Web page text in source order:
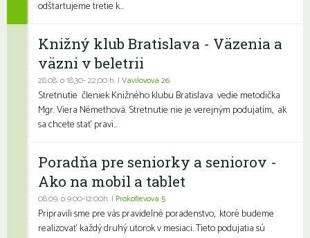
odštartujeme tretie k...
Knižný klub Bratislava - Väzenia a
väzni v beletrii
28.08. o 18,30- 22,00 h. | Vavilovova 26
Stretnutie členiek Knižného klubu Bratislava vedie metodička
Mgr. Viera Némethová. Stretnutie nie je verejným podujatím, ak
sa chcete stať pravi...
Poradňa pre seniorky a seniorov -
Ako na mobil a tablet
08.09. o 9:00-12:00h. | Prokofievova 5
Pripravili sme pre vás pravidelné poradenstvo, ktoré budeme
realizovať každý druhý utorok v mesiaci. Tieto podujatia sú